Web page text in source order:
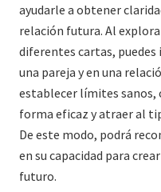
ayudarle a obtener
relación futura. Al
diferentes cartas,
una pareja y en una
establecer límites sanos,
forma eficaz y atraer al
De este modo, podrá
en su capacidad para
futuro.